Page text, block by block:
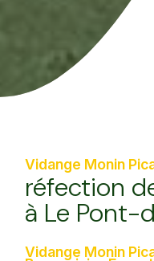
Vidange Monin
réfection
à Le Pont-
Vidange Monin